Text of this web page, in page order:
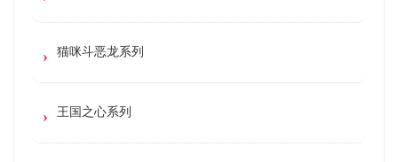
猫咪斗恶龙系列
王国之心系列